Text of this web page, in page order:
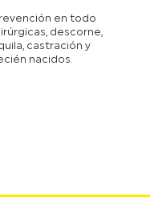
en todo
descorne,
castración y
nacidos.